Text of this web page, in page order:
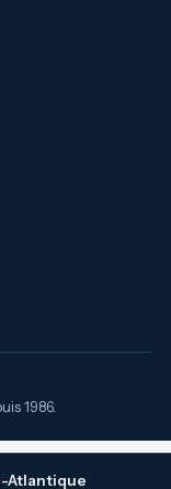
1986.
Atlantique